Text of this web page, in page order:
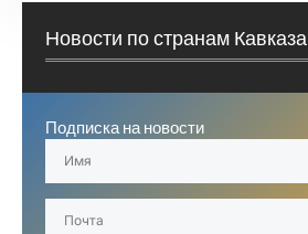
Новости по странам Кавказа
Подписка на новости